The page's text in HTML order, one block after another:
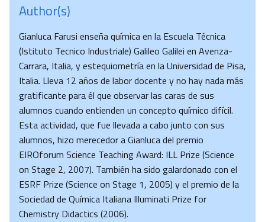
Author(s)
Gianluca Farusi enseña química en la Escuela Técnica
(Istituto Tecnico Industriale) Galileo Galilei en Avenza-
Carrara, Italia, y estequiometría en la Universidad de Pisa,
Italia. Lleva 12 años de labor docente y no hay nada más
gratificante para él que observar las caras de sus
alumnos cuando entienden un concepto químico difícil.
Esta actividad, que fue llevada a cabo junto con sus
alumnos, hizo merecedor a Gianluca del premio
EIROforum Science Teaching Award: ILL Prize (Science
on Stage 2, 2007). También ha sido galardonado con el
ESRF Prize (Science on Stage 1, 2005) y el premio de la
Sociedad de Química Italiana Illuminati Prize for
Chemistry Didactics (2006).